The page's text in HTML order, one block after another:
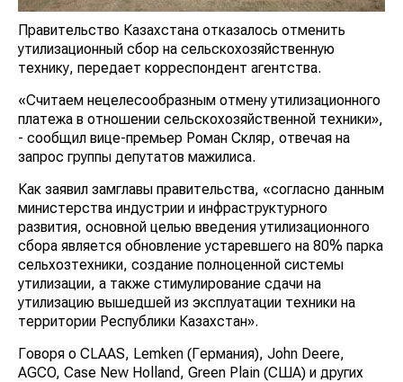
Правительство Казахстана отказалось отменить
утилизационный сбор на сельскохозяйственную
технику, передает корреспондент агентства.
«Считаем нецелесообразным отмену утилизационного
платежа в отношении сельскохозяйственной техники»,
- сообщил вице-премьер Роман Скляр, отвечая на
запрос группы депутатов мажилиса.
Как заявил замглавы правительства, «согласно данным
министерства индустрии и инфраструктурного
развития, основной целью введения утилизационного
сбора является обновление устаревшего на 80% парка
сельхозтехники, создание полноценной системы
утилизации, а также стимулирование сдачи на
утилизацию вышедшей из эксплуатации техники на
территории Республики Казахстан».
Говоря о CLAAS, Lemken (Германия), John Deere,
AGCO, Case New Holland, Green Plain (США) и других